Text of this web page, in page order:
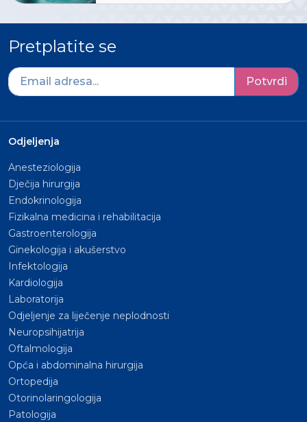
Pretplatite se
Potvrdi
Odjeljenja
Anesteziologija
Dječija hirurgija
Endokrinologija
Fizikalna medicina i rehabilitacija
Gastroenterologija
Ginekologija i akušerstvo
Infektologija
Kardiologija
Laboratorija
Odjeljenje za liječenje neplodnosti
Neuropsihijatrija
Oftalmologija
Opća i abdominalna hirurgija
Ortopedija
Otorinolaringologija
Patologija